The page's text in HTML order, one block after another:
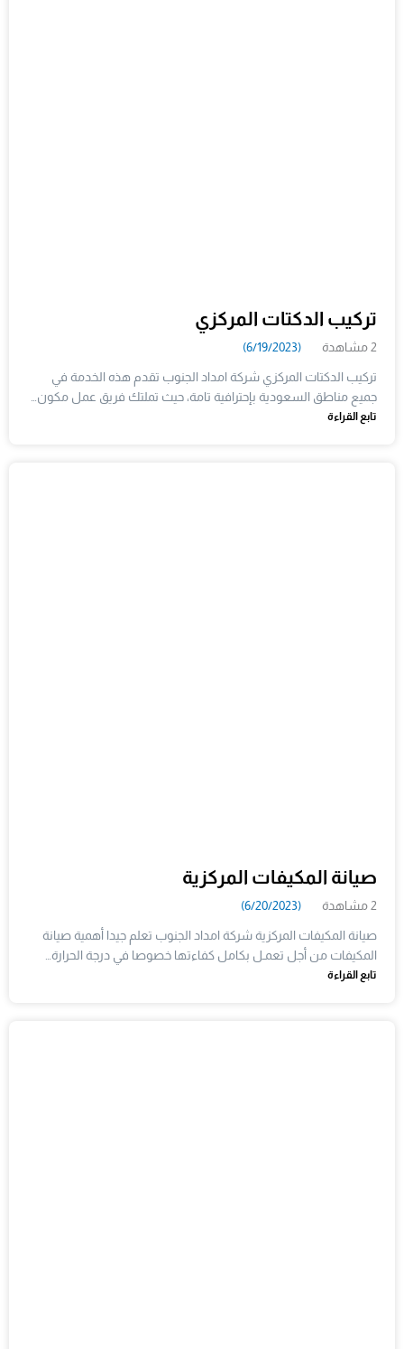
تركيب الدكتات المركزي
2 مشاهدة (6/19/2023)
تركيب الدكتات المركزي شركة امداد الجنوب تقدم هذه الخدمة في
جميع مناطق السعودية بإحترافية تامة، حيث تملتك فريق عمل مكون…
تابع القراءة
صيانة المكيفات المركزية
2 مشاهدة (6/20/2023)
صيانة المكيفات المركزية شركة امداد الجنوب تعلم جيدا أهمية صيانة
المكيفات من أجل تعمـل بكامل كفاءتها خصوصا في درجة الحرارة…
تابع القراءة